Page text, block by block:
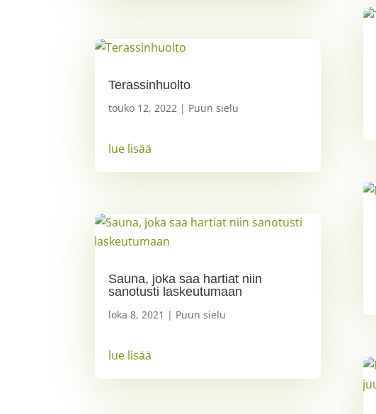
Terassinhuolto
touko 12, 2022 | Puun sielu
lue lisää
Sauna, joka saa hartiat niin
sanotusti laskeutumaan
loka 8, 2021 | Puun sielu
lue lisää